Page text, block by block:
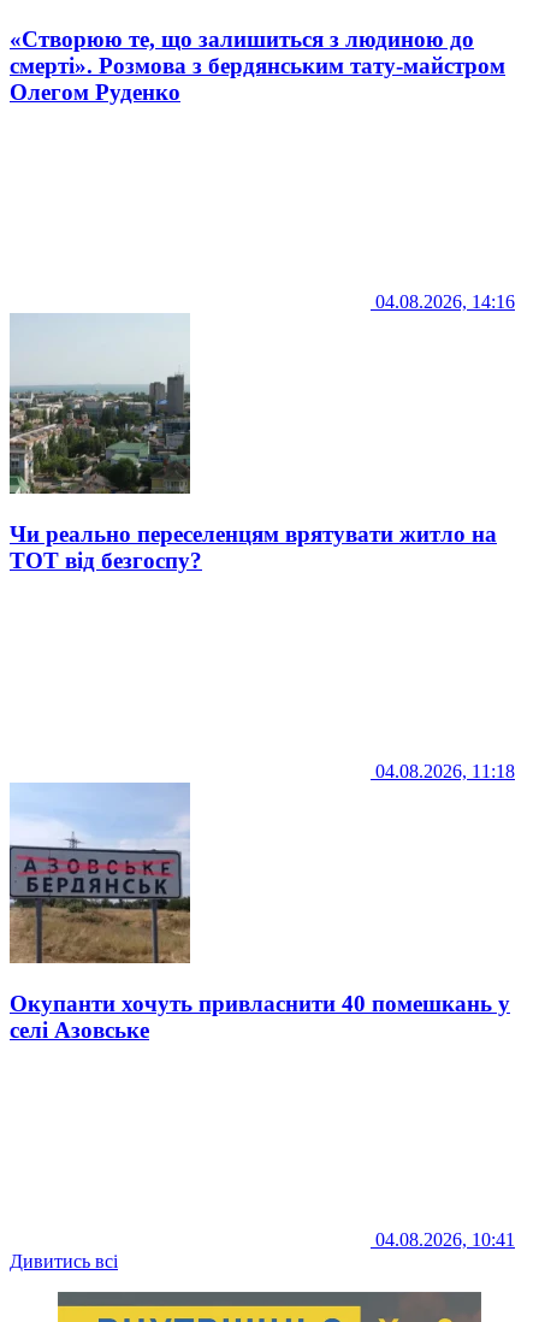
«Створюю те, що залишиться з людиною до
смерті». Розмова з бердянським тату-майстром
Олегом Руденко
04.08.2026, 14:16
Чи реально переселенцям врятувати житло на
ТОТ від безгоспу?
04.08.2026, 11:18
Окупанти хочуть привласнити 40 помешкань у
селі Азовське
04.08.2026, 10:41
Дивитись всі